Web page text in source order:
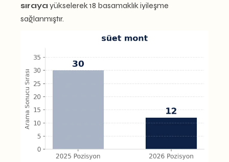
sıraya yükselerek 18 basamaklık iyileşme
sağlanmıştır.